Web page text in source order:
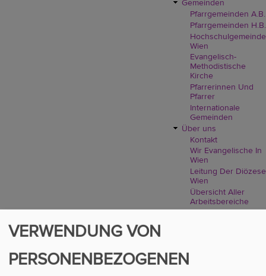
Gemeinden
Pfarrgemeinden A.B.
Pfarrgemeinden H.B.
Hochschulgemeinde
Wien
Evangelisch-
Methodistische
Kirche
Pfarrerinnen Und
Pfarrer
Internationale
Gemeinden
Über uns
Kontakt
Wir Evangelische In
Wien
Leitung Der Diözese
Wien
Übersicht Aller
Arbeitsbereiche
Aufbau, Aufgabe
VERWENDUNG VON
PERSONENBEZOGENEN